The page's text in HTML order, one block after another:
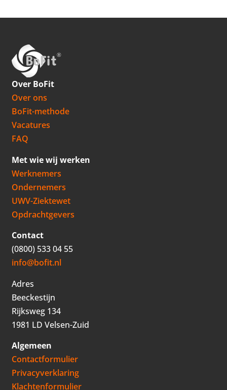
Over BoFit
Over ons
BoFit-methode
Vacatures
FAQ
Met wie wij werken
Werknemers
Ondernemers
UWV-Ziektewet
Opdrachtgevers
Contact
(0800) 533 04 55
info@bofit.nl
Adres
Beeckestijn
Rijksweg 134
1981 LD Velsen-Zuid
Algemeen
Contactformulier
Privacyverklaring
Klachtenformulier